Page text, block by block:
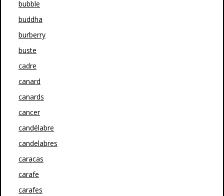
bubble
buddha
burberry
buste
cadre
canard
canards
cancer
candélabre
candelabres
caracas
carafe
carafes